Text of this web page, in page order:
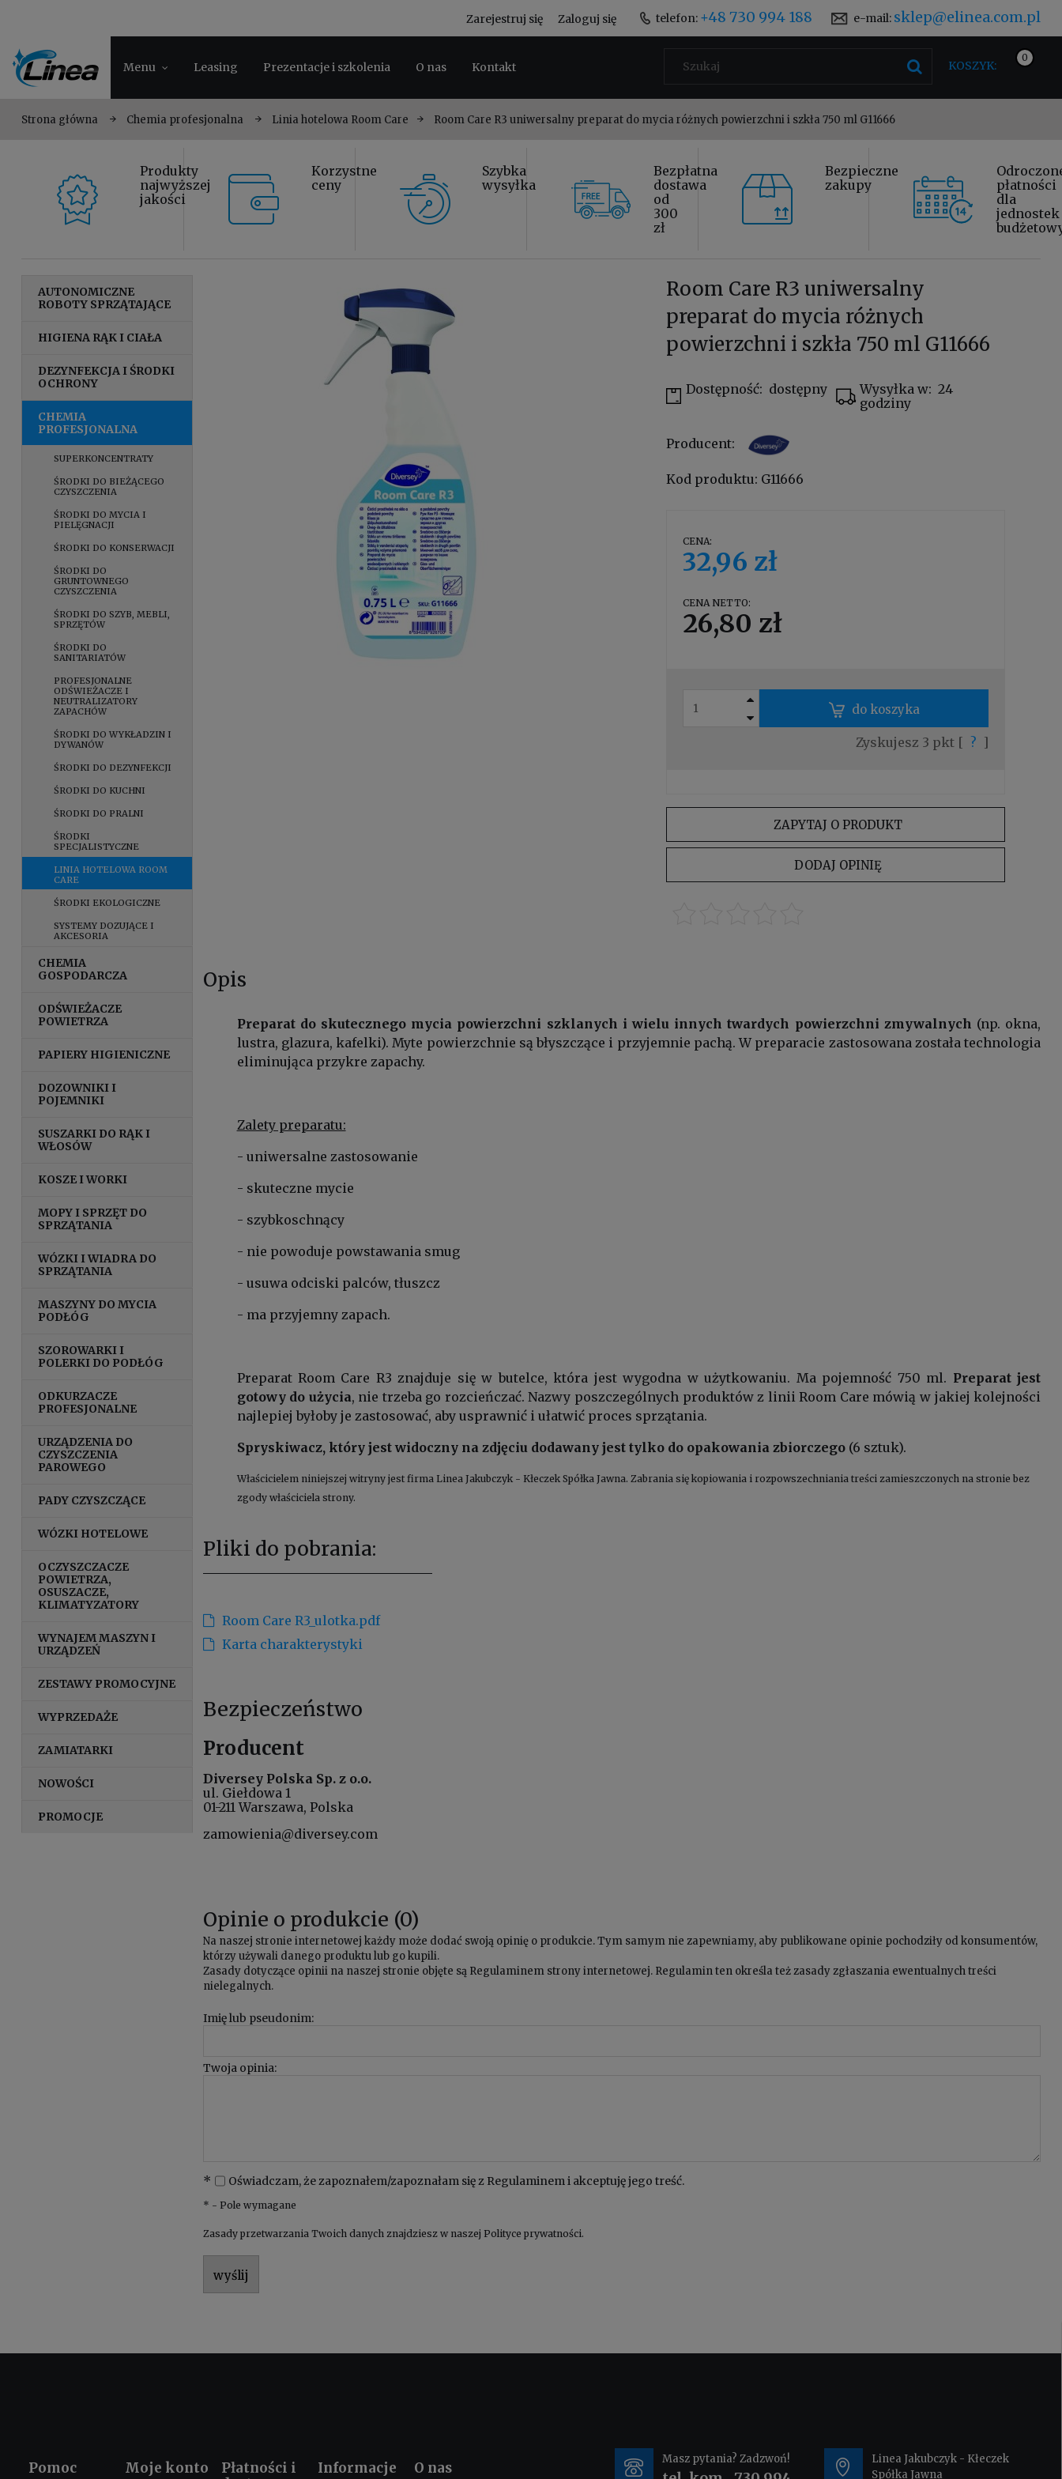
telefon: +48 730 994 188 e-mail: sklep@elinea.com.pl
Zarejestruj się Zaloguj się
Menu Leasing Prezentacje i szkolenia O nas Kontakt KOSZYK:
Strona główna Chemia profesjonalna Linia hotelowa Room Care Room Care R3 uniwersalny preparat do mycia różnych powierzchni i szkła 750 ml G11666
Produkty
najwyższej
jakości
Korzystne
ceny
Szybka
wysyłka
Bezpłatna
dostawa
od
300
zł
Bezpieczne
zakupy
płatności
dla
jednostek
AUTONOMICZNE
ROBOTY SPRZĄTAJĄCE
HIGIENA RĄK I CIAŁA
DEZYNFEKCJA I ŚRODKI
OCHRONY
CHEMIA
PROFESJONALNA
SUPERKONCENTRATY
ŚRODKI DO BIEŻĄCEGO
CZYSZCZENIA
ŚRODKI DO MYCIA I
PIELĘGNACJI
ŚRODKI DO KONSERWACJI
ŚRODKI DO
GRUNTOWNEGO
CZYSZCZENIA
ŚRODKI DO SZYB, MEBLI,
SPRZĘTÓW
ŚRODKI DO
SANITARIATÓW
PROFESJONALNE
ODŚWIEŻACZE I
NEUTRALIZATORY
ZAPACHÓW
ŚRODKI DO WYKŁADZIN I
DYWANÓW
ŚRODKI DO DEZYNFEKCJI
ŚRODKI DO KUCHNI
ŚRODKI DO PRALNI
ŚRODKI
SPECJALISTYCZNE
LINIA HOTELOWA ROOM
CARE
ŚRODKI EKOLOGICZNE
SYSTEMY DOZUJĄCE I
AKCESORIA
CHEMIA
GOSPODARCZA
ODŚWIEŻACZE
POWIETRZA
PAPIERY HIGIENICZNE
DOZOWNIKI I
POJEMNIKI
SUSZARKI DO RĄK I
WŁOSÓW
KOSZE I WORKI
MOPY I SPRZĘT DO
SPRZĄTANIA
WÓZKI I WIADRA DO
SPRZĄTANIA
MASZYNY DO MYCIA
PODŁÓG
SZOROWARKI I
POLERKI DO PODŁÓG
ODKURZACZE
PROFESJONALNE
URZĄDZENIA DO
CZYSZCZENIA
PAROWEGO
PADY CZYSZCZĄCE
WÓZKI HOTELOWE
OCZYSZCZACZE
POWIETRZA,
OSUSZACZE,
KLIMATYZATORY
WYNAJEM MASZYN I
URZĄDZEŃ
ZESTAWY PROMOCYJNE
WYPRZEDAŻE
ZAMIATARKI
NOWOŚCI
PROMOCJE
Room Care R3 uniwersalny
preparat do mycia różnych
powierzchni i szkła 750 ml G11666
Dostępność: dostępny Wysyłka w: 24
godziny
Producent:
Kod produktu: G11666
CENA:
32,96 zł
CENA NETTO:
26,80 zł
do koszyka
Zyskujesz 3 pkt [ ? ]
ZAPYTAJ O PRODUKT
DODAJ OPINIĘ
Opis
Preparat do skutecznego mycia powierzchni szklanych i wielu innych twardych powierzchni zmywalnych (np. okna,
lustra, glazura, kafelki). Myte powierzchnie są błyszczące i przyjemnie pachą. W preparacie zastosowana została technologia
eliminująca przykre zapachy.
Zalety preparatu:
- uniwersalne zastosowanie
- skuteczne mycie
- szybkoschnący
- nie powoduje powstawania smug
- usuwa odciski palców, tłuszcz
- ma przyjemny zapach.
Preparat Room Care R3 znajduje się w butelce, która jest wygodna w użytkowaniu. Ma pojemność 750 ml. Preparat jest
gotowy do użycia, nie trzeba go rozcieńczać. Nazwy poszczególnych produktów z linii Room Care mówią w jakiej kolejności
najlepiej byłoby je zastosować, aby usprawnić i ułatwić proces sprzątania.
Spryskiwacz, który jest widoczny na zdjęciu dodawany jest tylko do opakowania zbiorczego(6 sztuk).
Właścicielem niniejszej witryny jest firma Linea Jakubczyk - Kłeczek Spółka Jawna. Zabrania się kopiowania i rozpowszechniania treści zamieszczonych na stronie bez
zgody właściciela strony.
Pliki do pobrania:
Room Care R3_ulotka.pdf
Karta charakterystyki
Bezpieczeństwo
Producent
Diversey Polska Sp. z o.o.
ul. Giełdowa 1
01-211 Warszawa, Polska
zamowienia@diversey.com
Opinie o produkcie (0)
Na naszej stronie internetowej każdy może dodać swoją opinię o produkcie. Tym samym nie zapewniamy, aby publikowane opinie pochodziły od konsumentów,
którzy używali danego produktu lub go kupili.
Zasady dotyczące opinii na naszej stronie objęte są Regulaminem strony internetowej. Regulamin ten określa też zasady zgłaszania ewentualnych treści
nielegalnych.
Imię lub pseudonim:
Twoja opinia:
* Oświadczam, że zapoznałem/zapoznałam się z Regulaminem i akceptuję jego treść.
* - Pole wymagane
Zasady przetwarzania Twoich danych znajdziesz w naszej Polityce prywatności.
wyślij
Pomoc Moje konto
Płatności i
Informacje O nas
Masz pytania? Zadzwoń!
Linea Jakubczyk - Kłeczek
Spółka Jawna